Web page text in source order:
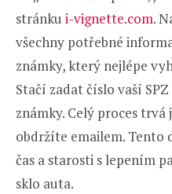
stránku i-vignette.com.
všechny potřebné
známky, který nejlépe
Stačí zadat číslo vaší
známky. Celý proces
obdržíte emailem. Tento
čas a starosti s lepením
sklo auta.